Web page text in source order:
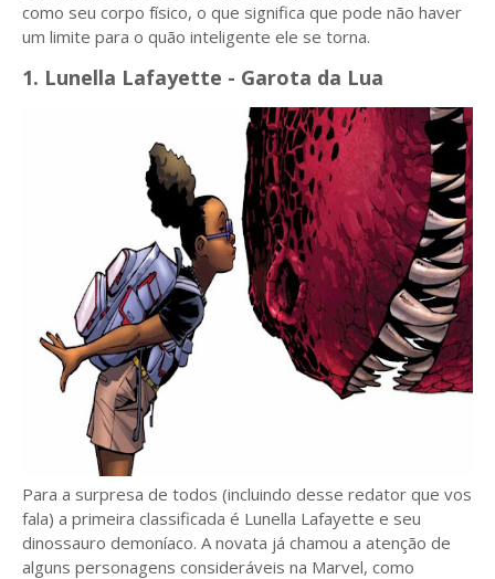
como seu corpo físico, o que significa que pode não haver
um limite para o quão inteligente ele se torna.
1. Lunella Lafayette - Garota da Lua
Para a surpresa de todos (incluindo desse redator que vos
fala) a primeira classificada é Lunella Lafayette e seu
dinossauro demoníaco. A novata já chamou a atenção de
alguns personagens consideráveis na Marvel, como